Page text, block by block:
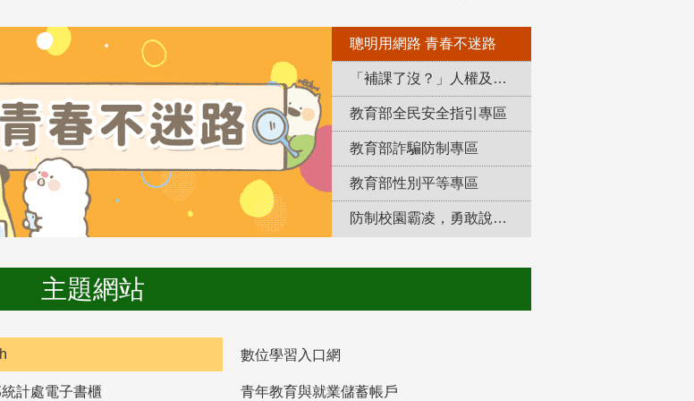
聰明用網路 青春不迷路
「補課了沒？」人權及轉型正義教育專區
教育部全民安全指引專區
教育部詐騙防制專區
教育部性別平等專區
防制校園霸凌，勇敢說出來！
主題網站
數位學習入口網
計處電子書櫃 青年教育與就業儲蓄帳戶